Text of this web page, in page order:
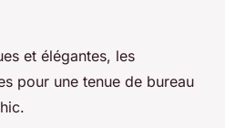
et élégantes, les
pour une tenue de bureau